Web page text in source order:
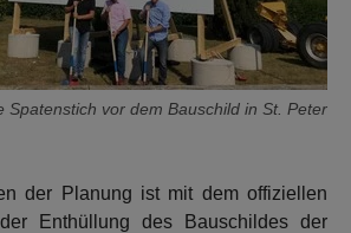
Spatenstich vor dem Bauschild in St. Peter
der Planung ist mit dem offiziellen
Enthüllung des Bauschildes der